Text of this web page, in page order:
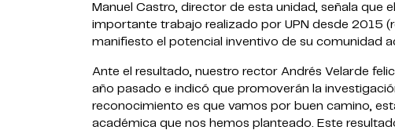
Manuel Castro, director de esta unidad, señala que
importante trabajo realizado por UPN desde 2015
manifiesto el potencial inventivo de su comunidad
Ante el resultado, nuestro rector Andrés Velarde
año pasado e indicó que promoverán la
reconocimiento es que vamos por buen camino,
académica que nos hemos planteado. Este